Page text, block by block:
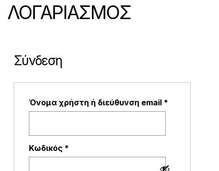
ΛΟΓΑΡΙΑΣΜΟΣ
Σύνδεση
Όνομα χρήστη ή διεύθυνση email *Απαιτείται
Κωδικός *Απαιτείται